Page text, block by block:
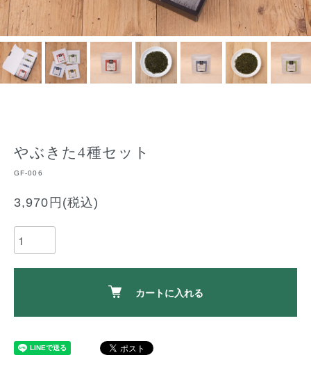
やぶきた4種セット
GF-006
3,970円(税込)
カートに入れる